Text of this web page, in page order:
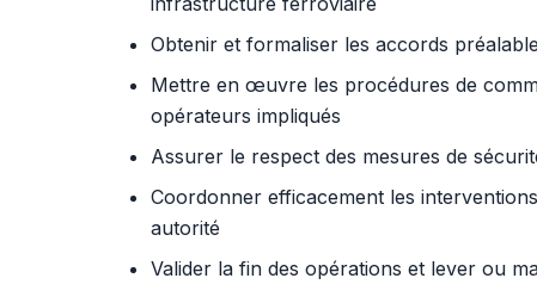
Obtenir et formaliser les accords
Mettre en œuvre les procédures de
opérateurs impliqués
Assurer le respect des mesures de
Coordonner efficacement les
autorité
Valider la fin des opérations et lever ou